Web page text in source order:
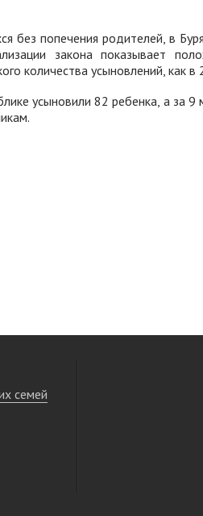
без попечения родителей, в
закона показывает
количества усыновлений, как
усыновили 82 ребенка, а за
семей